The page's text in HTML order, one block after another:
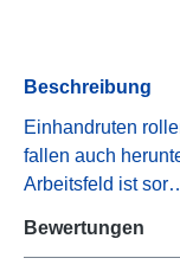
Beschreibung
Einhandruten
fallen auch
Arbeitsfeld ist
Bewertungen